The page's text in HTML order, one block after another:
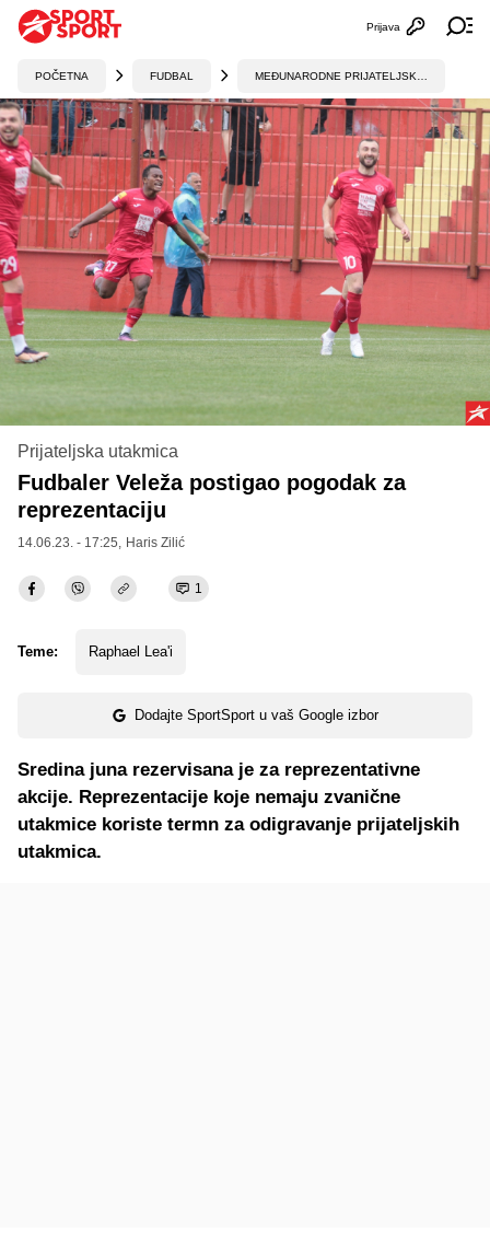
Otvori
Prijava
POČETNA FUDBAL
Prijateljska utakmica
Fudbaler Veleža postigao pogodak za
reprezentaciju
14.06.23. - 17:25, Haris Zilić
1
Teme: Raphael Lea'i
Dodajte SportSport u vaš Google izbor
Sredina juna rezervisana je za reprezentativne
akcije. Reprezentacije koje nemaju zvanične
utakmice koriste termn za odigravanje prijateljskih
utakmica.